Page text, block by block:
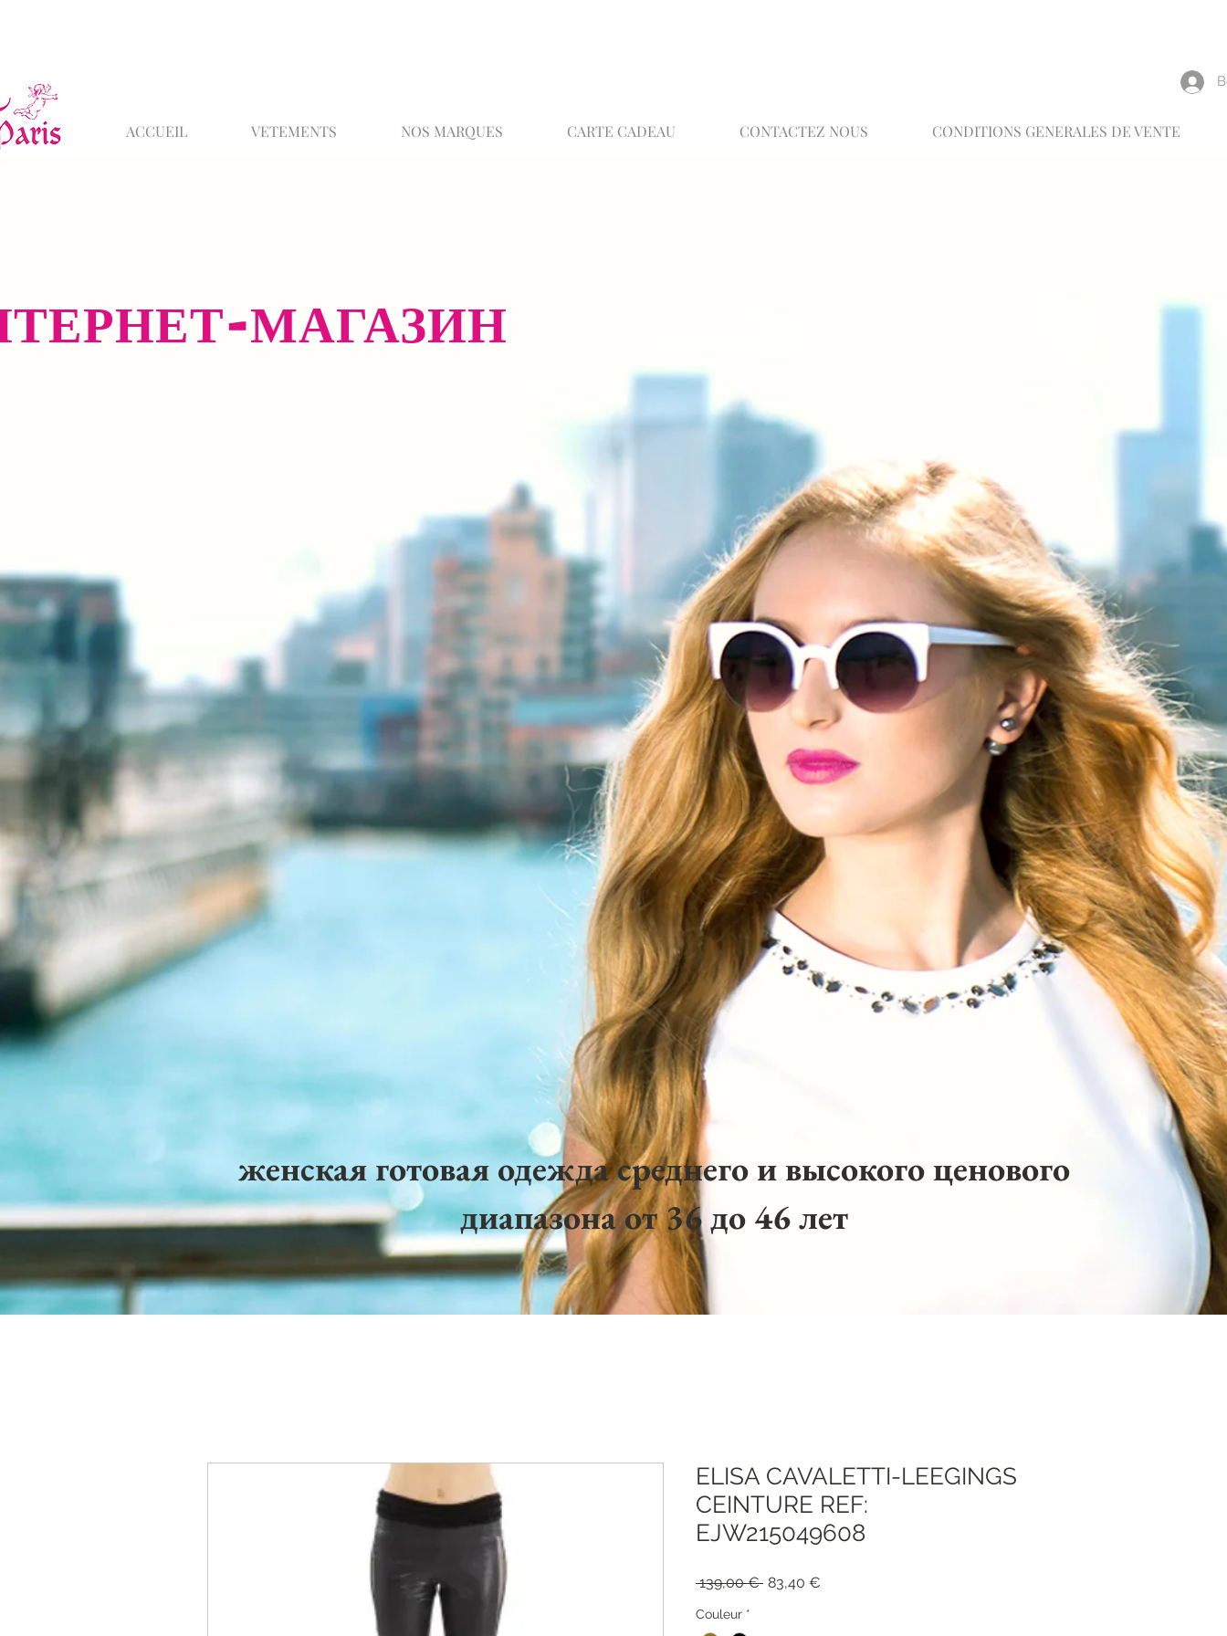
ACCUEIL VETEMENTS NOS MARQUES CARTE CADEAU CONTACTEZ NOUS CONDITIONS GENERALES DE VENTE
МАГАЗИН
женская готовая одежда среднего и высокого ценового
диапазона от 36 до 46 лет
ELISA CAVALETTI-LEEGINGS
CEINTURE REF:
EJW215049608
139,00 € Обычная
83,40 €
Couleur *